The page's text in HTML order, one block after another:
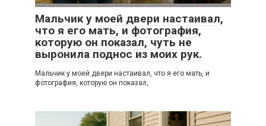
Мальчик у моей двери настаивал,
что я его мать, и фотография,
которую он показал, чуть не
выронила поднос из моих рук.
Мальчик у моей двери настаивал, что я его мать, и
фотография, которую он показал,